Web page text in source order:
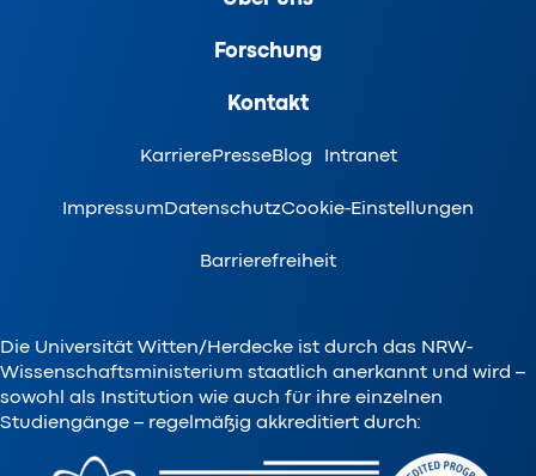
Forschung
Kontakt
KarrierePresseBlog Intranet
ImpressumDatenschutzCookie-Einstellungen
Barrierefreiheit
Die Universität Witten/Herdecke ist durch das NRW-
Wissenschaftsministerium staatlich anerkannt und wird –
sowohl als Institution wie auch für ihre einzelnen
Studiengänge – regelmäßig akkreditiert durch: